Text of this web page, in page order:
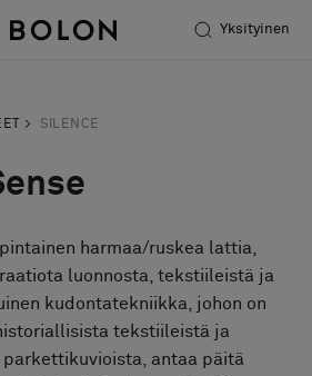
Yksityinen
SILENCE
harmaa/ruskea lattia,
luonnosta, tekstiileistä ja
kudontatekniikka, johon on
tekstiileistä ja
antaa päitä